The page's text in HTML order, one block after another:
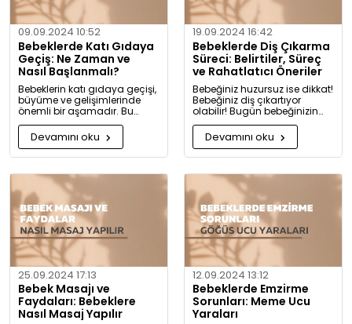
09.09.2024 10:52
Bebeklerde Katı Gıdaya
Geçiş: Ne Zaman ve
Nasıl Başlanmalı?
Bebeklerin katı gıdaya geçişi,
büyüme ve gelişimlerinde
önemli bir aşamadır. Bu
konuda bilmeniz gerekenleri
detaylıca anlattık!
Devamını oku
19.09.2024 16:42
Bebeklerde Diş Çıkarma
Süreci: Belirtiler, Süreç
ve Rahatlatıcı Öneriler
Bebeğiniz huzursuz ise dikkat!
Bebeğiniz diş çıkartıyor
olabilir! Bugün bebeğinizin
diş çıkarma belirtilerini ve sizi
rahatlatacak önerileri
paylaşıyoruz.
Devamını oku
25.09.2024 17:13
Bebek Masajı ve
Faydaları: Bebeklere
Nasıl Masaj Yapılır
12.09.2024 13:12
Bebeklerde Emzirme
Sorunları: Meme Ucu
Yaraları